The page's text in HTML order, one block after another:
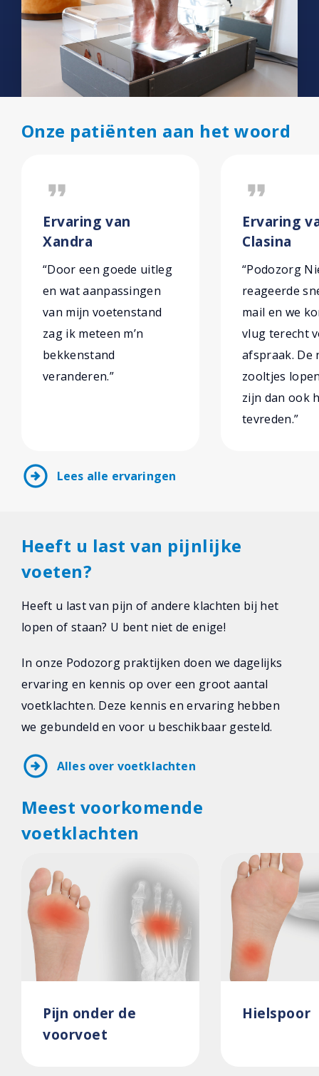
Onze patiënten aan het woord
format_quote
Ervaring van
Xandra
“Door een goede uitleg
en wat aanpassingen
van mijn voetenstand
zag ik meteen m’n
bekkenstand
veranderen.”
format_quote
Ervaring
Clasina
“Podozorg
reageerde
mail en we
vlug terecht
afspraak. De
zooltjes
zijn dan ook
tevreden.”
arrow_circle_right Lees alle ervaringen
Heeft u last van pijnlijke
voeten?
Heeft u last van pijn of andere klachten bij het
lopen of staan? U bent niet de enige!
In onze Podozorg praktijken doen we dagelijks
ervaring en kennis op over een groot aantal
voetklachten. Deze kennis en ervaring hebben
we gebundeld en voor u beschikbaar gesteld.
arrow_circle_right Alles over voetklachten
Meest voorkomende
voetklachten
Pijn onder de
voorvoet
Hielspoor